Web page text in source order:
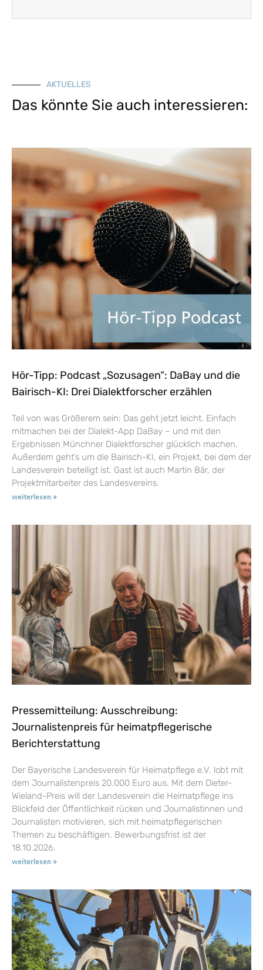
AKTUELLES
Das könnte Sie auch interessieren:
Hör-Tipp: Podcast „Sozusagen“: DaBay und die
Bairisch-KI: Drei Dialektforscher erzählen
Teil von was Größerem sein: Das geht jetzt leicht. Einfach
mitmachen bei der Dialekt-App DaBay – und mit den
Ergebnissen Münchner Dialektforscher glücklich machen.
Außerdem geht’s um die Bairisch-KI, ein Projekt, bei dem der
Landesverein beteiligt ist. Gast ist auch Martin Bär, der
Projektmitarbeiter des Landesvereins.
weiterlesen »
Pressemitteilung: Ausschreibung:
Journalistenpreis für heimatpflegerische
Berichterstattung
Der Bayerische Landesverein für Heimatpflege e.V. lobt mit
dem Journalistenpreis 20.000 Euro aus. Mit dem Dieter-
Wieland-Preis will der Landesverein die Heimatpflege ins
Blickfeld der Öffentlichkeit rücken und Journalistinnen und
Journalisten motivieren, sich mit heimatpflegerischen
Themen zu beschäftigen. Bewerbungsfrist ist der
18.10.2026.
weiterlesen »